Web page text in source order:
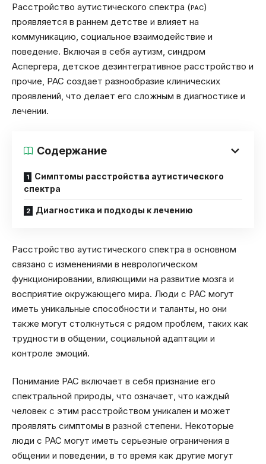
Расстройство аутистического спектра (РАС)
проявляется в раннем детстве и влияет на
коммуникацию, социальное взаимодействие и
поведение. Включая в себя аутизм, синдром
Аспергера, детское дезинтегративное расстройство и
прочие, РАС создает разнообразие клинических
проявлений, что делает его сложным в диагностике и
лечении.
Содержание
Симптомы расстройства аутистического
спектра
Диагностика и подходы к лечению
Расстройство аутистического спектра в основном
связано с изменениями в неврологическом
функционировании, влияющими на развитие мозга и
восприятие окружающего мира. Люди с РАС могут
иметь уникальные способности и таланты, но они
также могут столкнуться с рядом проблем, таких как
трудности в общении, социальной адаптации и
контроле эмоций.
Понимание РАС включает в себя признание его
спектральной природы, что означает, что каждый
человек с этим расстройством уникален и может
проявлять симптомы в разной степени. Некоторые
люди с РАС могут иметь серьезные ограничения в
общении и поведении, в то время как другие могут